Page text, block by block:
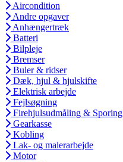
Aircondition
Andre opgaver
Anhængertræk
Batteri
Bilpleje
Bremser
Buler & ridser
Dæk, hjul & hjulskifte
Elektrisk arbejde
Fejlsøgning
Firehjulsudmåling & Sporing
Gearkasse
Kobling
Lak- og malerarbejde
Motor